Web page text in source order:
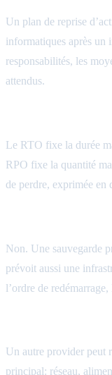
Un plan de reprise
informatiques après un
responsabilités, les
attendus.
Le RTO fixe la durée
RPO fixe la quantité
de perdre, exprimée en
Non. Une sauvegarde
prévoit aussi une
l’ordre de
Un autre provider peut
principal: réseau,